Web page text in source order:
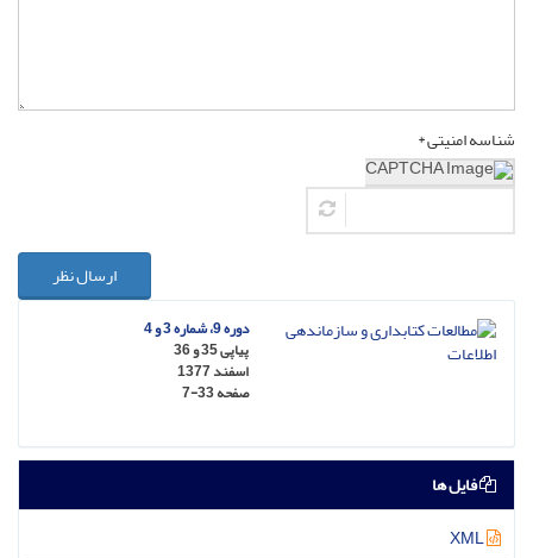
شناسه امنیتی *
ارسال نظر
دوره 9، شماره 3 و 4
پیاپی 35 و 36
اسفند 1377
صفحه7-33
فایل ها